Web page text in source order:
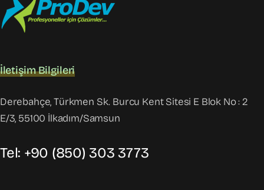
İletişim Bilgileri
Derebahçe, Türkmen Sk. Burcu Kent Sitesi E Blok No : 2
E/3, 55100 İlkadım/Samsun
Tel: +90 (850) 303 3773